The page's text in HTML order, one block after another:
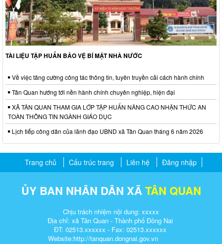
TÀI LIỆU TẬP HUẤN BẢO VỆ BÍ MẬT NHÀ NƯỚC
Về việc tăng cường công tác thông tin, tuyên truyền cải cách hành chính
Tân Quan hướng tới nền hành chính chuyên nghiệp, hiện đại
XÃ TÂN QUAN THAM GIA LỚP TẬP HUẤN NÂNG CAO NHẬN THỨC AN
TOÀN THÔNG TIN NGÀNH GIÁO DỤC
Lịch tiếp công dân của lãnh đạo UBND xã Tân Quan tháng 6 năm 2026
Trang chủ Cấu trúc trang Liên hệ Đăng nhập
ỦY BAN NHÂN DÂN XÃTÂN QUAN
Chịu trách nhiệm nội dung: xxxxx
Địa chỉ: xã Tân Quan - Thành phố Đồng Nai
ĐT: 02513.xxxxxx - Fax: 02513.xxxxxx
Website:http://tanquan.dongnai.gov.vn